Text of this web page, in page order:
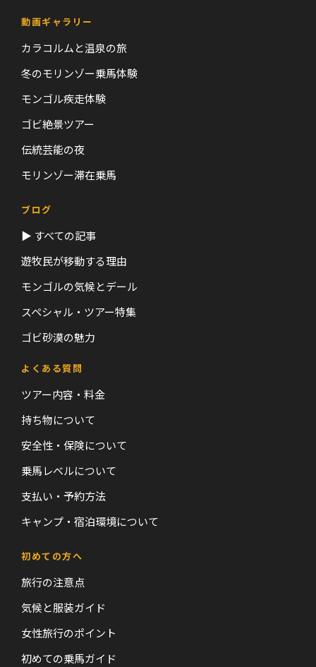
動画ギャラリー
カラコルムと温泉の旅
冬のモリンゾー乗馬体験
モンゴル疾走体験
ゴビ絶景ツアー
伝統芸能の夜
モリンゾー滞在乗馬
ブログ
▶ すべての記事
遊牧民が移動する理由
モンゴルの気候とデール
スペシャル・ツアー特集
ゴビ砂漠の魅力
よくある質問
ツアー内容・料金
持ち物について
安全性・保険について
乗馬レベルについて
支払い・予約方法
キャンプ・宿泊環境について
初めての方へ
旅行の注意点
気候と服装ガイド
女性旅行のポイント
初めての乗馬ガイド